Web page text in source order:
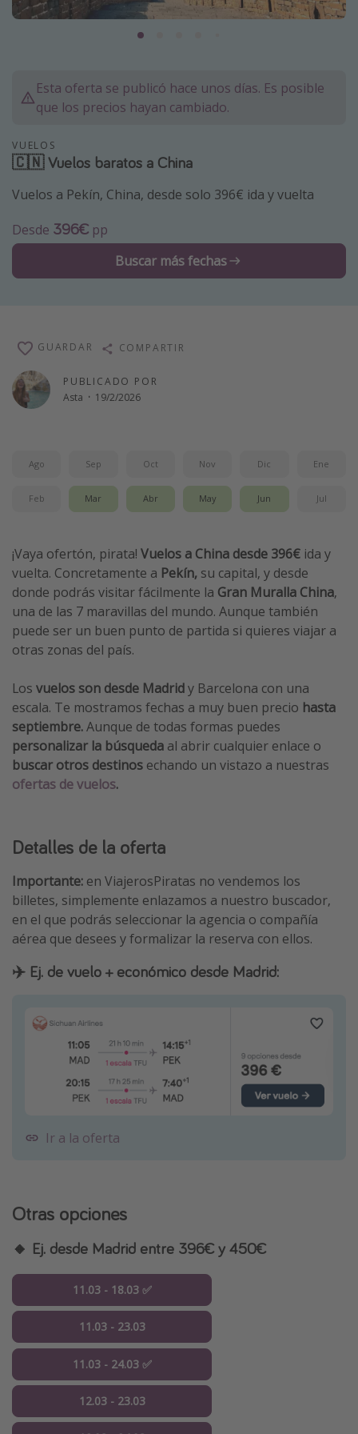
Marruecos
Tailandia
Albania
Inspiración para viajes
Camping
Glamping
Viajes en tren
Viajes en familia
Vacaciones de Playa
Viajes para singles
Trabajar en el extranjero
Hoteles más hot de España
Guía de equipaje de mano
Parques de atracciones
Viaja con musicales
El Rey León el musical
Harry Potter en Londres y otros destinos
Eventos deportivos
Esta oferta se publicó hace unos días. Es posible
que los precios hayan cambiado.
VUELOS
🇨🇳 Vuelos baratos a China
Vuelos a Pekín, China, desde solo 396€ ida y vuelta
Desde 396€ pp
Buscar más fechas
PUBLICADO POR
Asta · 19/2/2026
GUARDAR COMPARTIR
Ago Sep Oct Nov Dic Ene
Feb Mar Abr May Jun Jul
¡Vaya ofertón, pirata! Vuelos a China desde 396€ ida y
vuelta. Concretamente a Pekín, su capital, y desde
donde podrás visitar fácilmente la Gran Muralla China,
una de las 7 maravillas del mundo. Aunque también
puede ser un buen punto de partida si quieres viajar a
otras zonas del país.
Los vuelos son desde Madridy Barcelona con una
escala. Te mostramos fechas a muy buen precio hasta
septiembre.Aunque de todas formas puedes
personalizar la búsqueda al abrir cualquier enlace o
buscar otros destinos echando un vistazo a nuestras
ofertas de vuelos.
Detalles de la oferta
Importante: en ViajerosPiratas no vendemos los
billetes, simplemente enlazamos a nuestro buscador,
en el que podrás seleccionar la agencia o compañía
aérea que desees y formalizar la reserva con ellos.
✈️ Ej. de vuelo + económico desde Madrid:
Ir a la oferta
Otras opciones
🔸 Ej. desde Madrid entre 396€ y 450€
11.03 - 18.03 ✅
11.03 - 23.03
11.03 - 24.03 ✅
12.03 - 23.03